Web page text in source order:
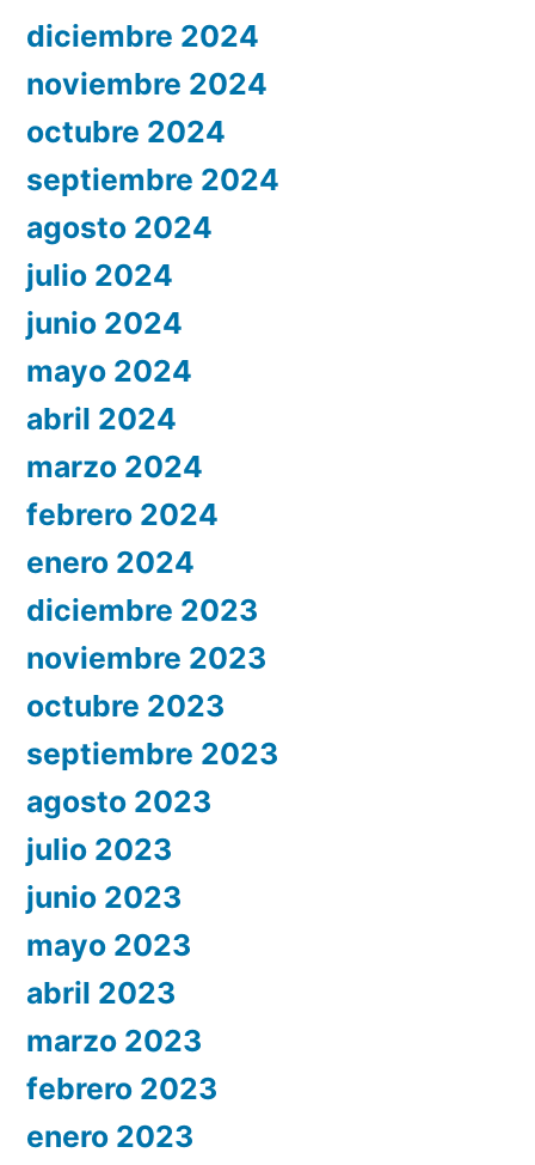
diciembre 2024
noviembre 2024
octubre 2024
septiembre 2024
agosto 2024
julio 2024
junio 2024
mayo 2024
abril 2024
marzo 2024
febrero 2024
enero 2024
diciembre 2023
noviembre 2023
octubre 2023
septiembre 2023
agosto 2023
julio 2023
junio 2023
mayo 2023
abril 2023
marzo 2023
febrero 2023
enero 2023